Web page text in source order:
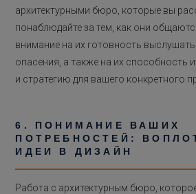
архитектурными бюро, которые вы
понаблюдайте за тем, как они
внимание на их готовность
опасения, а также на их способность
и стратегию для вашего конкретного
6. ПОНИМАНИЕ ВАШИХ
ПОТРЕБНОСТЕЙ:
ИДЕИ В ДИЗАЙН
Работа с архитектурным бюро,